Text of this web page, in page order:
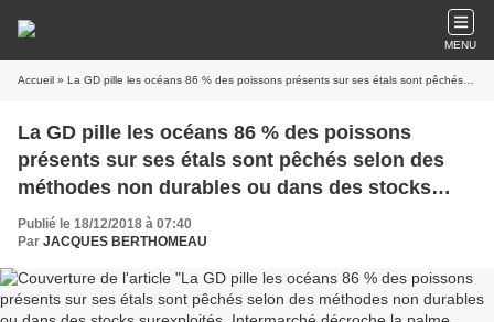
MENU
Accueil » La GD pille les océans 86 % des poissons présents sur ses étals sont pêchés selon des méthodes non durables ou dans des stocks surexploités. Intermarché décroche la palme, talonné par Système U et Leclerc qui totalisent respectivement 76 % et 67 % d’étiquetage non conformes !
La GD pille les océans 86 % des poissons
présents sur ses étals sont pêchés selon des
méthodes non durables ou dans des stocks
surexploités. Intermarché décroche la palme,
talonné par Système U et Leclerc qui totalisent
respectivement 76 % et 67 % d’étiquetage non
conformes !
Publié le 18/12/2018 à 07:40
Par JACQUES BERTHOMEAU